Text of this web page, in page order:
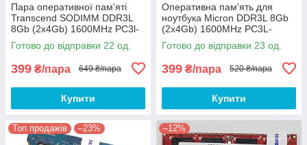
Пара оперативної пам'яті
Transcend SODIMM DDR3L
8Gb (2x4Gb) 1600MHz PC3l-
12800S 1R8 CL11
(TS512MSK64W6H) Б/В
Готово до відправки 22 од.
399 ₴/пара 649 ₴/пара
Купити
Оперативна пам'ять для
ноутбука Micron DDR3L 8Gb
(2x4Gb) 1600MHz PC3L-
12800S 1R8 CL11
(MT8KTF51264HZ-1G6N1) Б/
Готово до відправки 23 од.
399 ₴/пара 520 ₴/пара
Купити
Топ продажів –23% –12%